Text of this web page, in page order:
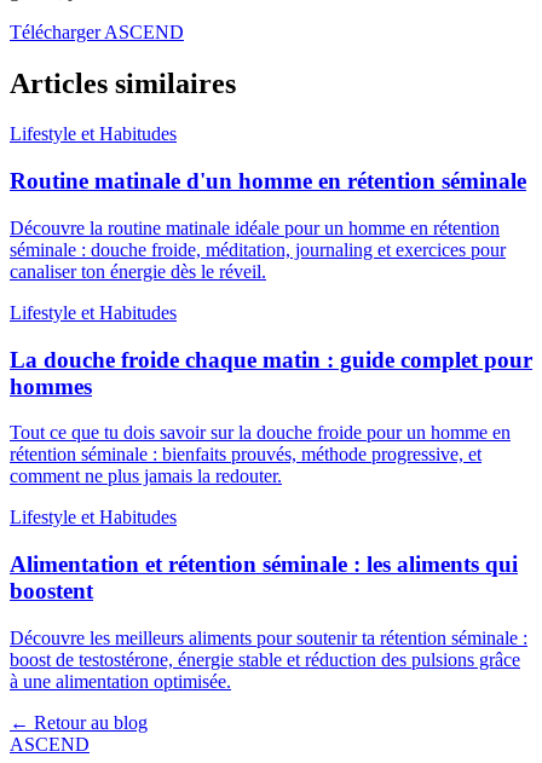
Télécharger ASCEND
Articles similaires
Lifestyle et Habitudes
Routine matinale d'un homme en rétention séminale
Découvre la routine matinale idéale pour un homme en rétention
séminale : douche froide, méditation, journaling et exercices pour
canaliser ton énergie dès le réveil.
Lifestyle et Habitudes
La douche froide chaque matin : guide complet pour
hommes
Tout ce que tu dois savoir sur la douche froide pour un homme en
rétention séminale : bienfaits prouvés, méthode progressive, et
comment ne plus jamais la redouter.
Lifestyle et Habitudes
Alimentation et rétention séminale : les aliments qui
boostent
Découvre les meilleurs aliments pour soutenir ta rétention séminale :
boost de testostérone, énergie stable et réduction des pulsions grâce
à une alimentation optimisée.
← Retour au blog
ASCEND